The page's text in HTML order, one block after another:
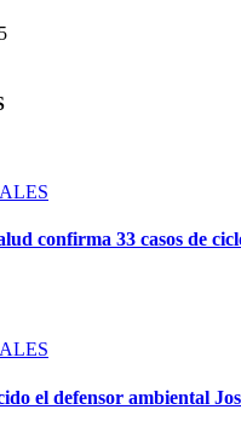
confirma 33 casos de
el defensor ambiental